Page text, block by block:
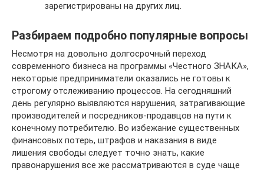
зарегистрированы на других лиц.
Разбираем подробно популярные вопросы
Несмотря на довольно долгосрочный переход
современного бизнеса на программы «Честного ЗНАКА»,
некоторые предприниматели оказались не готовы к
строгому отслеживанию процессов. На сегодняшний
день регулярно выявляются нарушения, затрагивающие
производителей и посредников-продавцов на пути к
конечному потребителю. Во избежание существенных
финансовых потерь, штрафов и наказания в виде
лишения свободы следует точно знать, какие
правонарушения все же рассматриваются в суде чаще